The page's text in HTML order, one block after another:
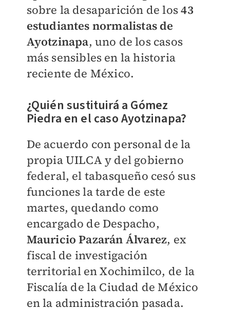
sobre la desaparición de los43
estudiantes normalistas de
Ayotzinapa, uno de los casos
más sensibles en la historia
reciente de México.
¿Quién sustituirá a Gómez
Piedra en el caso Ayotzinapa?
De acuerdo con personal de la
propia UILCA y del gobierno
federal, el tabasqueño cesó sus
funciones la tarde de este
martes, quedando como
encargado de Despacho,
Mauricio Pazarán Álvarez, ex
fiscal de investigación
territorial en Xochimilco, de la
Fiscalía de la Ciudad de México
en la administración pasada.